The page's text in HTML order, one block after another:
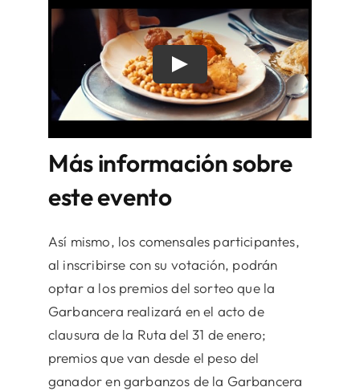
Más información sobre
este evento
Así mismo, los comensales participantes,
al inscribirse con su votación, podrán
optar a los premios del sorteo que la
Garbancera realizará en el acto de
clausura de la Ruta del 31 de enero;
premios que van desde el peso del
ganador en garbanzos de la Garbancera